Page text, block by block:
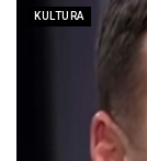
KULTURA